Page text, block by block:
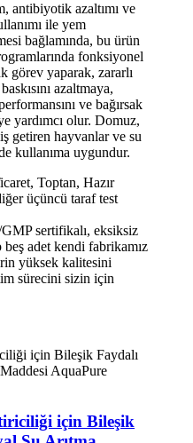
antibiyotik azaltımı ve
ile yem
bağlamında, bu ürün
fonksiyonel
görev yaparak, zararlı
azaltmaya,
ve bağırsak
yardımcı olur. Domuz,
getiren hayvanlar ve su
kullanıma uygundur.
Toptan, Hazır
üçüncü taraf test
sertifikalı, eksiksiz
adet kendi fabrikamız
yüksek kalitesini
sürecini sizin için
için Bileşik